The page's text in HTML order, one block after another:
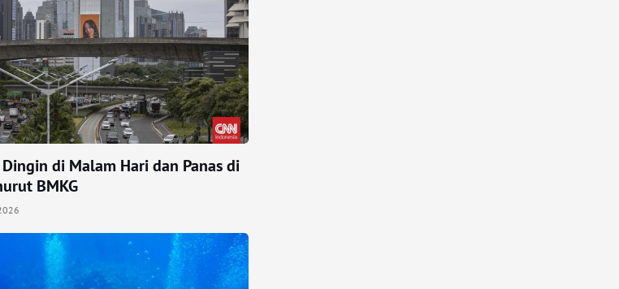
di Malam Hari dan Panas di
BMKG